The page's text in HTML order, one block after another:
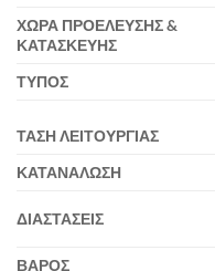
ΧΩΡΑ ΠΡΟΕΛΕΥΣΗΣ &
ΚΑΤΑΣΚΕΥΗΣ
ΤΥΠΟΣ
ΤΑΣΗ ΛΕΙΤΟΥΡΓΙΑΣ
ΚΑΤΑΝΑΛΩΣΗ
ΔΙΑΣΤΑΣΕΙΣ
ΒΑΡΟΣ